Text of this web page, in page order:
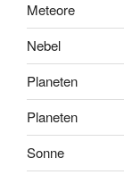
Meteore
Nebel
Planeten
Planeten
Sonne